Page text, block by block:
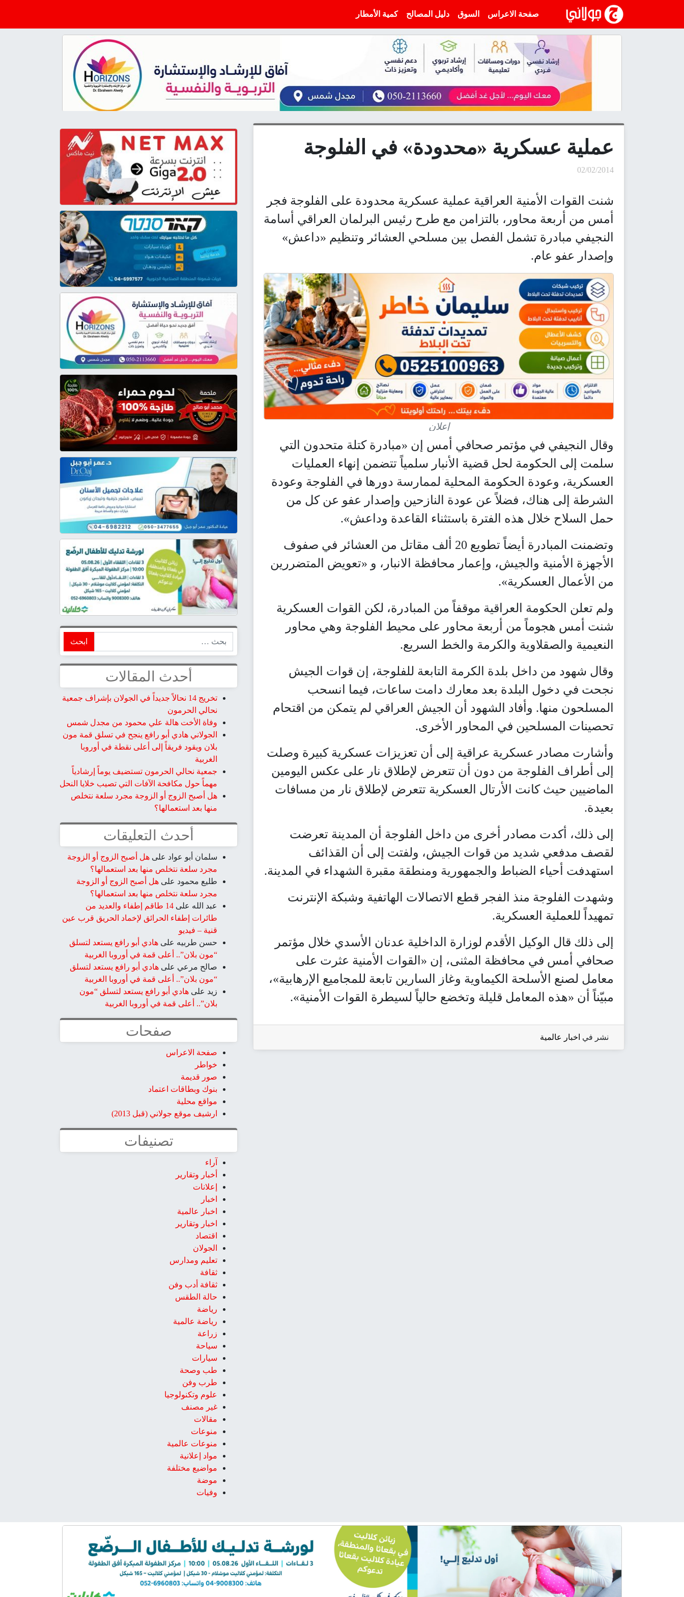
صفحة الاعراس
السوق دليل المصالح كمية الأمطار
عملية عسكرية «محدودة» في الفلوجة
02/02/2014
شنت القوات الأمنية العراقية عملية عسكرية محدودة على الفلوجة فجر
أمس من أربعة محاور، بالتزامن مع طرح رئيس البرلمان العراقي أسامة
النجيفي مبادرة تشمل الفصل بين مسلحي العشائر وتنظيم «داعش»
وإصدار عفو عام.
إعلان
وقال النجيفي في مؤتمر صحافي أمس إن «مبادرة كتلة متحدون التي
سلمت إلى الحكومة لحل قضية الأنبار سلمياً تتضمن إنهاء العمليات
العسكرية، وعودة الحكومة المحلية لممارسة دورها في الفلوجة وعودة
الشرطة إلى هناك، فضلاً عن عودة النازحين وإصدار عفو عن كل من
حمل السلاح خلال هذه الفترة باستثناء القاعدة وداعش».
وتضمنت المبادرة أيضاً تطويع 20 ألف مقاتل من العشائر في صفوف
الأجهزة الأمنية والجيش، وإعمار محافظة الانبار، و «تعويض المتضررين
من الأعمال العسكرية».
ولم تعلن الحكومة العراقية موقفاً من المبادرة، لكن القوات العسكرية
شنت أمس هجوماً من أربعة محاور على محيط الفلوجة وهي محاور
النعيمية والصقلاوية والكرمة والخط السريع.
وقال شهود من داخل بلدة الكرمة التابعة للفلوجة، إن قوات الجيش
نجحت في دخول البلدة بعد معارك دامت ساعات، فيما انسحب
المسلحون منها. وأفاد الشهود أن الجيش العراقي لم يتمكن من اقتحام
تحصينات المسلحين في المحاور الأخرى.
وأشارت مصادر عسكرية عراقية إلى أن تعزيزات عسكرية كبيرة وصلت
إلى أطراف الفلوجة من دون أن تتعرض لإطلاق نار على عكس اليومين
الماضيين حيث كانت الأرتال العسكرية تتعرض لإطلاق نار من مسافات
بعيدة.
إلى ذلك، أكدت مصادر أخرى من داخل الفلوجة أن المدينة تعرضت
لقصف مدفعي شديد من قوات الجيش، ولفتت إلى أن القذائف
استهدفت أحياء الضباط والجمهورية ومنطقة مقبرة الشهداء في المدينة.
وشهدت الفلوجة منذ الفجر قطع الاتصالات الهاتفية وشبكة الإنترنت
تمهيداً للعملية العسكرية.
إلى ذلك قال الوكيل الأقدم لوزارة الداخلية عدنان الأسدي خلال مؤتمر
صحافي أمس في محافظة المثنى، إن «القوات الأمنية عثرت على
معامل لصنع الأسلحة الكيماوية وغاز السارين تابعة للمجاميع الإرهابية»،
مبيّناً أن «هذه المعامل قليلة وتخضع حالياً لسيطرة القوات الأمنية».
نشر في اخبار عالمية
أحدث المقالات
تخريج 14 نحالاً جديداً في الجولان بإشراف جمعية
نحالي الحرمون
وفاة الأخت هالة علي محمود من مجدل شمس
الجولاني هادي أبو رافع ينجح في تسلق قمة مون
بلان ويقود فريقاً إلى أعلى نقطة في أوروبا
الغربية
جمعية نحالي الحرمون تستضيف يوماً إرشادياً
مهماً حول مكافحة الآفات التي تصيب خلايا النحل
هل أصبح الزوج أو الزوجة مجرد سلعة نتخلص
منها بعد استعمالها؟
أحدث التعليقات
سلمان أبو عواد على هل أصبح الزوج أو الزوجة
مجرد سلعة نتخلص منها بعد استعمالها؟
طليع محمود على هل أصبح الزوج أو الزوجة
مجرد سلعة نتخلص منها بعد استعمالها؟
عبد الله على
14 طاقم إطفاء والعديد من
طائرات إطفاء الحرائق لإخماد الحريق قرب عين
قنية – فيديو
حسن طربيه على هادي أبو رافع يستعد لتسلق
“مون بلان”.. أعلى قمة في أوروبا الغربية
صالح مرعي على هادي أبو رافع يستعد لتسلق
“مون بلان”.. أعلى قمة في أوروبا الغربية
زيد على هادي أبو رافع يستعد لتسلق “مون
بلان”.. أعلى قمة في أوروبا الغربية
صفحات
صفحة الاعراس
خواطر
صور قديمة
بنوك وبطاقات اعتماد
مواقع محلية
ارشيف موقع جولاني (قبل 2013)
تصنيفات
آراء
أخبار وتقارير
إعلانات
اخبار
اخبار عالمية
اخبار وتقارير
اقتصاد
الجولان
تعليم ومدارس
ثقافة
ثقافة أدب وفن
حالة الطقس
رياضة
رياضة عالمية
زراعة
سياحة
سيارات
طب وصحة
طرب وفن
علوم وتكنولوجيا
غير مصنف
مقالات
منوعات
منوعات عالمية
مواد إعلانية
مواضيع مختلفة
موضة
وفيات